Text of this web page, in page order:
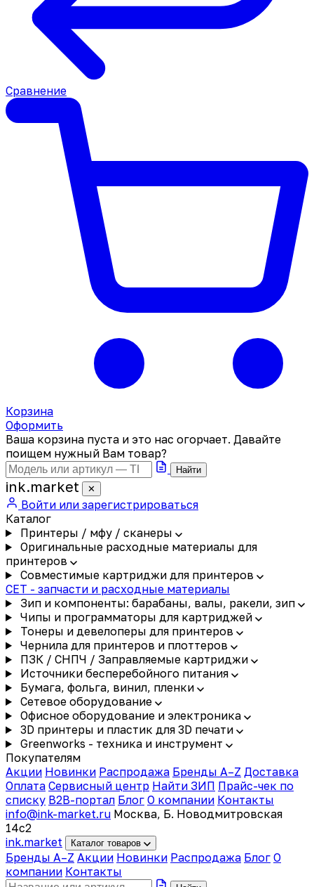
Сравнение
Корзина
Оформить
Ваша корзина пуста и это нас огорчает. Давайте
поищем нужный Вам товар?
Найти
ink.market ✕
Войти или зарегистрироваться
Каталог
Принтеры / мфу / сканеры
Оригинальные расходные материалы для
принтеров
Совместимые картриджи для принтеров
CET - запчасти и расходные материалы
Зип и компоненты: барабаны, валы, ракели, зип
Чипы и программаторы для картриджей
Тонеры и девелоперы для принтеров
Чернила для принтеров и плоттеров
ПЗК / СНПЧ / Заправляемые картриджи
Источники бесперебойного питания
Бумага, фольга, винил, пленки
Сетевое оборудование
Офисное оборудование и электроника
3D принтеры и пластик для 3D печати
Greenworks - техника и инструмент
Покупателям
Акции Новинки Распродажа Бренды A–Z Доставка
Оплата Сервисный центр Найти ЗИП Прайс-чек по
списку B2B-портал Блог О компании Контакты
info@ink-market.ru Москва, Б. Новодмитровская
14с2
ink.market Каталог товаров
Бренды A–Z Акции Новинки Распродажа Блог О
компании Контакты